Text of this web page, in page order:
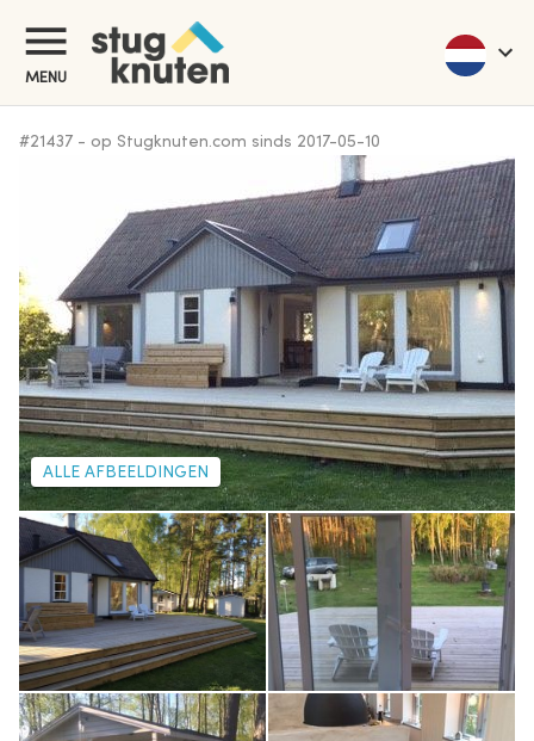
MENU
#21437 - op Stugknuten.com sinds 2017-05-10
ALLE AFBEELDINGEN